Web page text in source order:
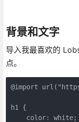
背景和文字
导入我最喜欢的
点。
@import
h1 {
    color: white;